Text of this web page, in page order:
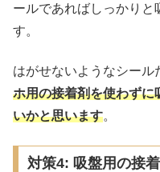
ールであればしっかりと
す。
はがせないようなシール
ホ用の接着剤を使わずに
いかと思います。
対策4: 吸盤用の接